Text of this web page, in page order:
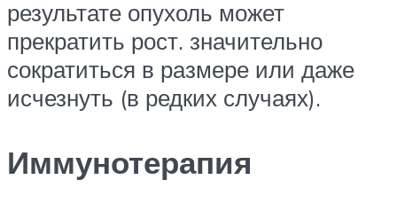
результате опухоль может
прекратить рост. значительно
сократиться в размере или даже
исчезнуть (в редких случаях).
Иммунотерапия